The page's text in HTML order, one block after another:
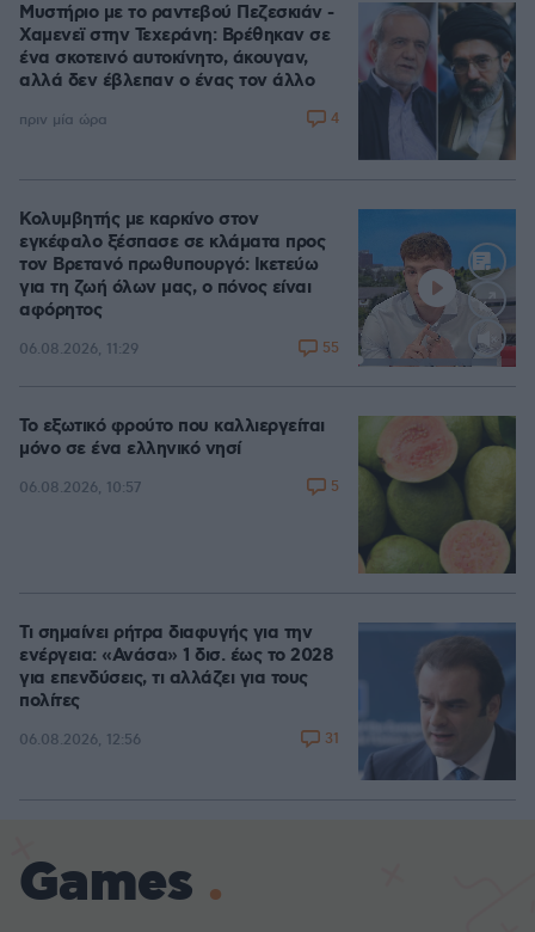
Μυστήριο με το ραντεβού Πεζεσκιάν -
Χαμενεϊ στην Τεχεράνη: Βρέθηκαν σε
ένα σκοτεινό αυτοκίνητο, άκουγαν,
αλλά δεν έβλεπαν ο ένας τον άλλο
πριν μία ώρα 4
Loaded:
Κολυμβητής με καρκίνο στον
εγκέφαλο ξέσπασε σε κλάματα προς
τον Βρετανό πρωθυπουργό: Ικετεύω
για τη ζωή όλων μας, ο πόνος είναι
αφόρητος
06.08.2026, 11:29 55
Το εξωτικό φρούτο που καλλιεργείται
μόνο σε ένα ελληνικό νησί
06.08.2026, 10:57 5
Τι σημαίνει ρήτρα διαφυγής για την
ενέργεια: «Ανάσα» 1 δισ. έως το 2028
για επενδύσεις, τι αλλάζει για τους
πολίτες
06.08.2026, 12:56 31
Games